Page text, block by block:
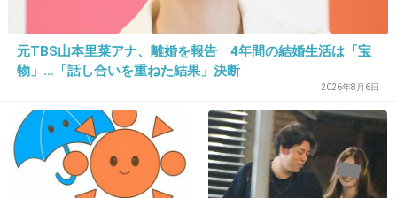
個人的には 海でやろう バージョンがツボw
17. 匿名 2013/04/03(水) 17:20:24
傘の置き忘れにどんだけ困ってたんだよｗｗｗ
元TBS山本里菜アナ、離婚を報告 4年間の結婚生活は「宝
物」…「話し合いを重ねた結果」決断
2026年8月6日